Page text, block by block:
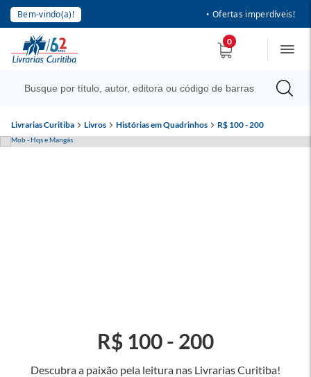
Bem-vindo(a)! • Ofertas imperdíveis!
0
Livrarias Curitiba Livros Histórias em Quadrinhos R$ 100 - 200
Descubra a paixão pela leitura nas Livrarias Curitiba!
R$ 100 - 200